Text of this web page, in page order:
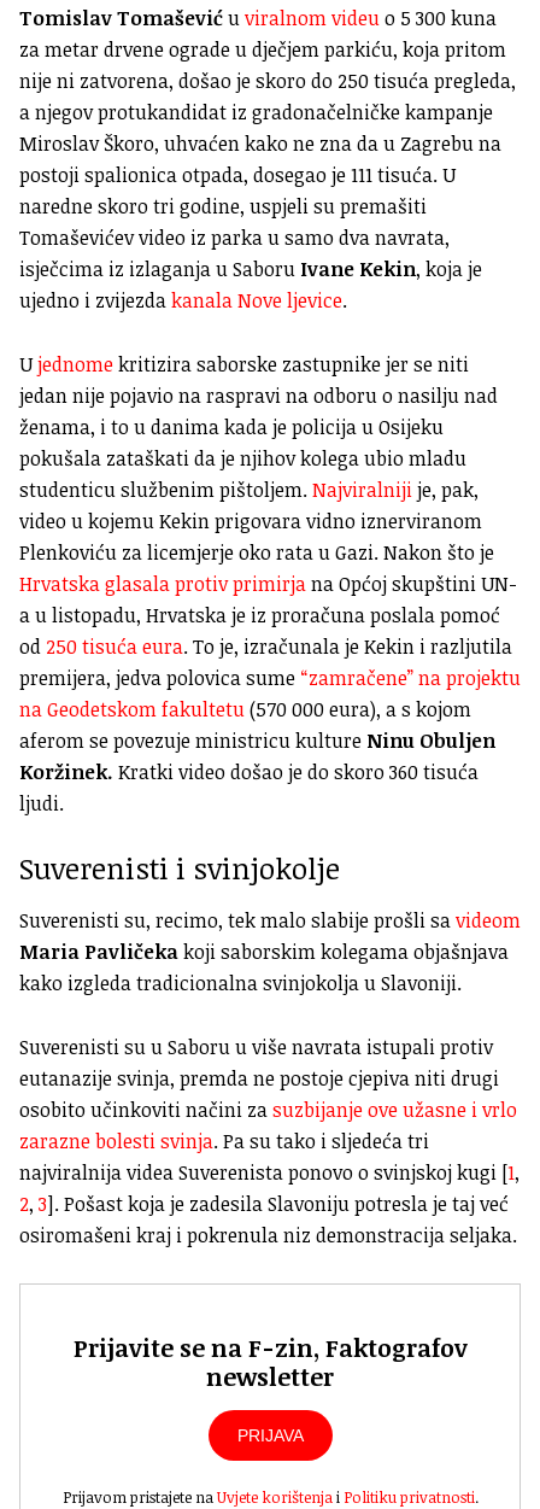
Tomislav Tomaševićuviralnom videuo 5 300 kuna
za metar drvene ograde u dječjem parkiću, koja pritom
nije ni zatvorena, došao je skoro do 250 tisuća pregleda,
a njegov protukandidat iz gradonačelničke kampanje
Miroslav Škoro, uhvaćen kako ne zna da u Zagrebu na
postoji spalionica otpada, dosegao je 111 tisuća. U
naredne skoro tri godine, uspjeli su premašiti
Tomaševićev video iz parka u samo dva navrata,
isječcima iz izlaganja u Saboru Ivane Kekin, koja je
ujedno i zvijezdakanala Nove ljevice.
Ujednomekritizira saborske zastupnike jer se niti
jedan nije pojavio na raspravi na odboru o nasilju nad
ženama, i to u danima kada je policija u Osijeku
pokušala zataškati da je njihov kolega ubio mladu
studenticu službenim pištoljem.Najviralnijije, pak,
video u kojemu Kekin prigovara vidno iznerviranom
Plenkoviću za licemjerje oko rata u Gazi. Nakon što je
Hrvatska glasala protiv primirjana Općoj skupštini UN-
a u listopadu, Hrvatska je iz proračuna poslala pomoć
od 250 tisuća eura. To je, izračunala je Kekin i razljutila
premijera, jedva polovica sume “zamračene” na projektu
na Geodetskom fakultetu(570 000 eura), a s kojom
aferom se povezuje ministricu kulture Ninu Obuljen
Koržinek. Kratki video došao je do skoro 360 tisuća
ljudi.
Suverenisti i svinjokolje
Suverenisti su, recimo, tek malo slabije prošli savideom
Maria Pavličekakoji saborskim kolegama objašnjava
kako izgleda tradicionalna svinjokolja u Slavoniji.
Suverenisti su u Saboru u više navrata istupali protiv
eutanazije svinja, premda ne postoje cjepiva niti drugi
osobito učinkoviti načini zasuzbijanje ove užasne i vrlo
zarazne bolesti svinja. Pa su tako i sljedeća tri
najviralnija videa Suverenista ponovo o svinjskoj kugi [1,
2, 3]. Pošast koja je zadesila Slavoniju potresla je taj već
osiromašeni kraj i pokrenula niz demonstracija seljaka.
Prijavite se na F-zin, Faktografov
newsletter
PRIJAVA
Prijavom pristajete naUvjete korištenjai Politiku privatnosti.